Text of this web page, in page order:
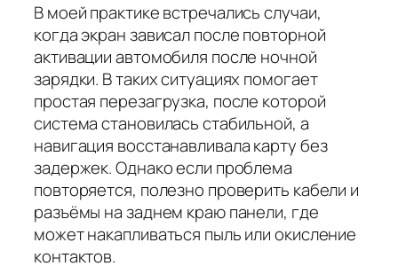
В моей практике встречались случаи,
когда экран зависал после повторной
активации автомобиля после ночной
зарядки. В таких ситуациях помогает
простая перезагрузка, после которой
система становилась стабильной, а
навигация восстанавливала карту без
задержек. Однако если проблема
повторяется, полезно проверить кабели и
разъёмы на заднем краю панели, где
может накапливаться пыль или окисление
контактов.